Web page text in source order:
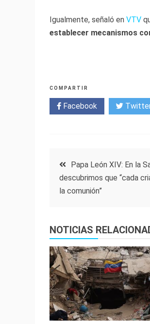
Igualmente, señaló en VTV
establecer mecanismos
COMPARTIR
Facebook
Navegación
de
Papa León XIV: En la
descubrimos que “cada
la comunión”
NOTICIAS